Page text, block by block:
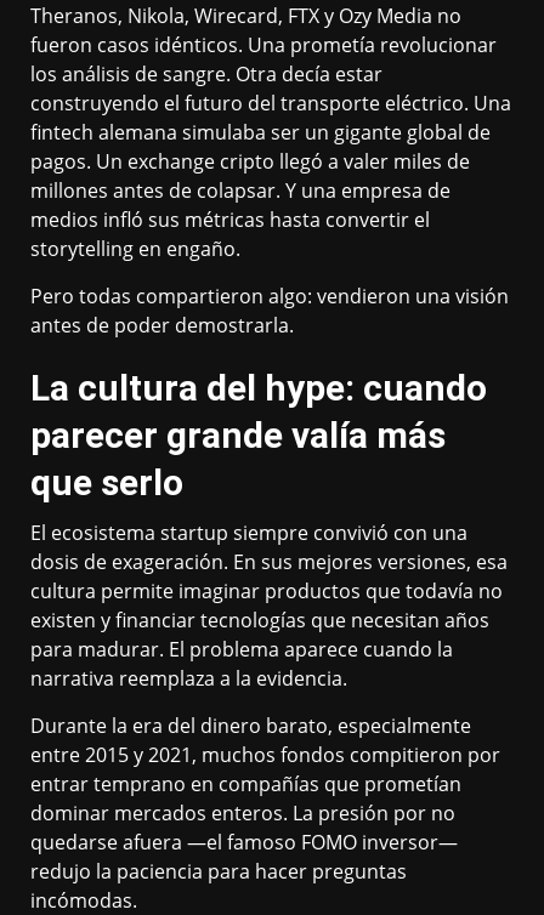
Theranos, Nikola, Wirecard, FTX y Ozy Media no
fueron casos idénticos. Una prometía revolucionar
los análisis de sangre. Otra decía estar
construyendo el futuro del transporte eléctrico. Una
fintech alemana simulaba ser un gigante global de
pagos. Un exchange cripto llegó a valer miles de
millones antes de colapsar. Y una empresa de
medios infló sus métricas hasta convertir el
storytelling en engaño.
Pero todas compartieron algo: vendieron una visión
antes de poder demostrarla.
La cultura del hype: cuando
parecer grande valía más
que serlo
El ecosistema startup siempre convivió con una
dosis de exageración. En sus mejores versiones, esa
cultura permite imaginar productos que todavía no
existen y financiar tecnologías que necesitan años
para madurar. El problema aparece cuando la
narrativa reemplaza a la evidencia.
Durante la era del dinero barato, especialmente
entre 2015 y 2021, muchos fondos compitieron por
entrar temprano en compañías que prometían
dominar mercados enteros. La presión por no
quedarse afuera —el famoso FOMO inversor—
redujo la paciencia para hacer preguntas
incómodas.